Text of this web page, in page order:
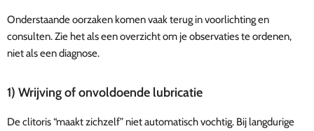
Onderstaande oorzaken komen vaak terug in voorlichting en
consulten. Zie het als een overzicht om je observaties te ordenen,
niet als een diagnose.
1) Wrijving of onvoldoende lubricatie
De clitoris “maakt zichzelf” niet automatisch vochtig. Bij langdurige